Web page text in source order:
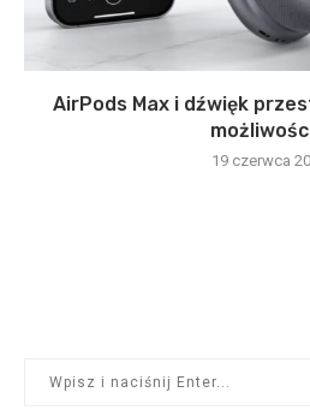
AirPods Max i dźwięk
19 czerwca